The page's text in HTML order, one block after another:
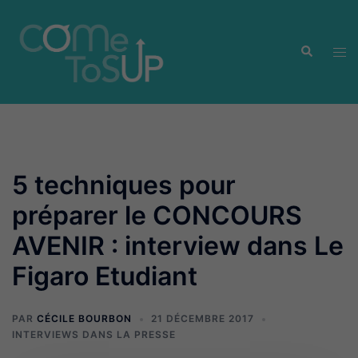
contenu
5 techniques pour
préparer le CONCOURS
AVENIR : interview dans Le
Figaro Etudiant
PAR CÉCILE BOURBON
21 DÉCEMBRE 2017
INTERVIEWS DANS LA PRESSE